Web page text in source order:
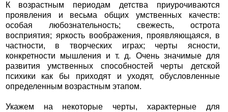
К возрастным периодам детства приурочиваются
проявления и весьма общих умственных качеств:
особая любознательность; свежесть, острота
восприятия; яркость воображения, проявляющаяся, в
частности, в творческих играх; черты ясности,
конкретности мышления и т. д. Очень значимые для
развития умственных способностей черты детской
психики как бы приходят и уходят, обусловленные
определенным возрастным этапом.
Укажем на некоторые черты, характерные для